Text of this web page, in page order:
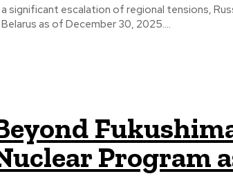
a significant escalation of regional tensions,
Belarus as of December 30, 2025....
Program